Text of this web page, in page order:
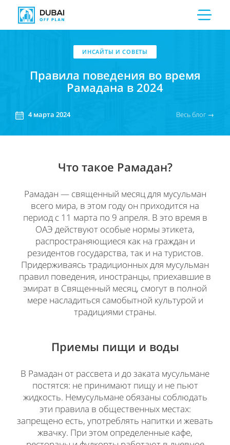
ИНСАЙТЫ И СОВЕТЫ
Правила поведения во время
Рамадана в 2024
4 марта 2024 Весь блог →
Что такое Рамадан?
Рамадан — священный месяц для мусульман
всего мира, в этом году он приходится на
период с 11 марта по 9 апреля. В это время в
ОАЭ действуют особые нормы этикета,
распространяющиеся как на граждан и
резидентов государства, так и на туристов.
Придерживаясь традиционных для мусульман
правил поведения, иностранцы, приехавшие в
эмират в Священный месяц, смогут в полной
мере насладиться самобытной культурой и
традициями страны.
Приемы пищи и воды
В Рамадан от рассвета и до заката мусульмане
постятся: не принимают пищу и не пьют
жидкость. Немусульмане обязаны соблюдать
эти правила в общественных местах:
запрещено есть, употреблять напитки и жевать
жвачку. При этом определенные кафе,